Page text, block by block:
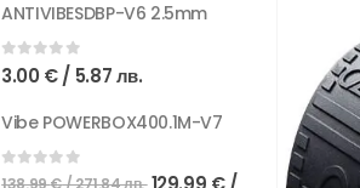
ANTIVIBESDBP-V6 2.5mm
0out of 5
3.00 €/ 5.87 лв.
Vibe POWERBOX400.1M-V7
0out of 5
138.99€/ 271.84 лв.Original